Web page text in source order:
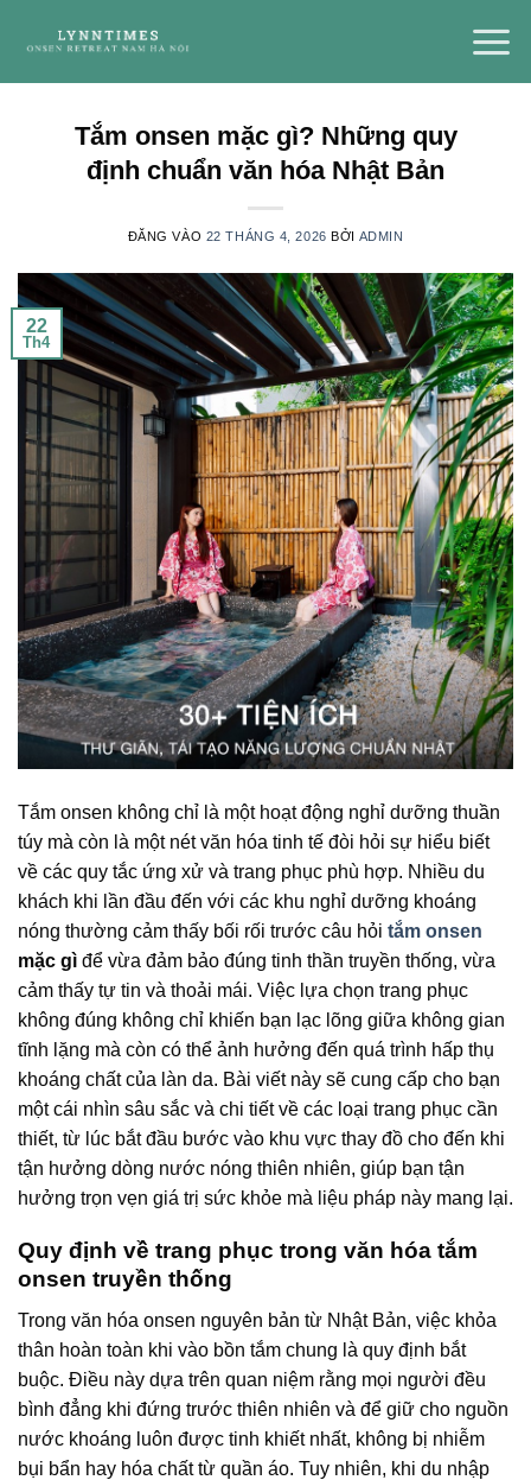
qua
Tắm onsen mặc gì? Những quy
định chuẩn văn hóa Nhật Bản
ĐĂNG VÀO 22 THÁNG 4, 2026 BỞI ADMIN
22
Th4
Tắm onsen không chỉ là một hoạt động nghỉ dưỡng thuần
túy mà còn là một nét văn hóa tinh tế đòi hỏi sự hiểu biết
về các quy tắc ứng xử và trang phục phù hợp. Nhiều du
khách khi lần đầu đến với các khu nghỉ dưỡng khoáng
nóng thường cảm thấy bối rối trước câu hỏi tắm onsen
mặc gì để vừa đảm bảo đúng tinh thần truyền thống, vừa
cảm thấy tự tin và thoải mái. Việc lựa chọn trang phục
không đúng không chỉ khiến bạn lạc lõng giữa không gian
tĩnh lặng mà còn có thể ảnh hưởng đến quá trình hấp thụ
khoáng chất của làn da. Bài viết này sẽ cung cấp cho bạn
một cái nhìn sâu sắc và chi tiết về các loại trang phục cần
thiết, từ lúc bắt đầu bước vào khu vực thay đồ cho đến khi
tận hưởng dòng nước nóng thiên nhiên, giúp bạn tận
hưởng trọn vẹn giá trị sức khỏe mà liệu pháp này mang lại.
Quy định về trang phục trong văn hóa tắm
onsen truyền thống
Trong văn hóa onsen nguyên bản từ Nhật Bản, việc khỏa
thân hoàn toàn khi vào bồn tắm chung là quy định bắt
buộc. Điều này dựa trên quan niệm rằng mọi người đều
bình đẳng khi đứng trước thiên nhiên và để giữ cho nguồn
nước khoáng luôn được tinh khiết nhất, không bị nhiễm
bụi bẩn hay hóa chất từ quần áo. Tuy nhiên, khi du nhập